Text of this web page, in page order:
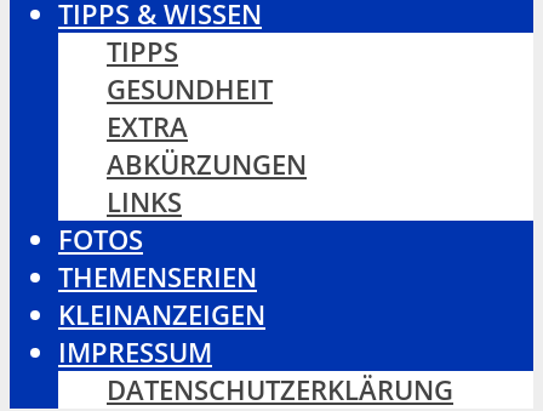
TIPPS & WISSEN
TIPPS
GESUNDHEIT
EXTRA
ABKÜRZUNGEN
LINKS
FOTOS
THEMENSERIEN
KLEINANZEIGEN
IMPRESSUM
DATENSCHUTZERKLÄRUNG